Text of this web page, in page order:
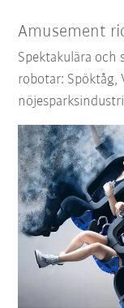
Amusement
Spektakulära och
robotar: Spöktåg,